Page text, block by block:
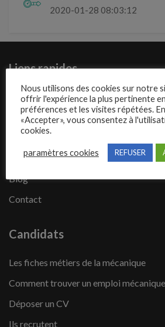
2020-01-28 08:03:12
Liens rapides
Présentation de Mecajob
Publier une annonce
Offres d’emploi
Questions fréquentes
Blog
Contact
Candidats
Les fiches métiers de la mécanique
Comment trouver un emploi
Déposer un CV
Ils recrutent
Nous utilisons des cookies sur notre
offrir l'expérience la plus pertinente
préférences et les visites répétées.
«Accepter», vous consentez à
cookies.
paramètres cookies REFUSER